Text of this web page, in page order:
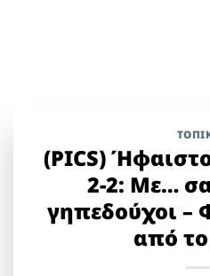
(PICS)
2-2: Με…
γηπεδούχοι –
από